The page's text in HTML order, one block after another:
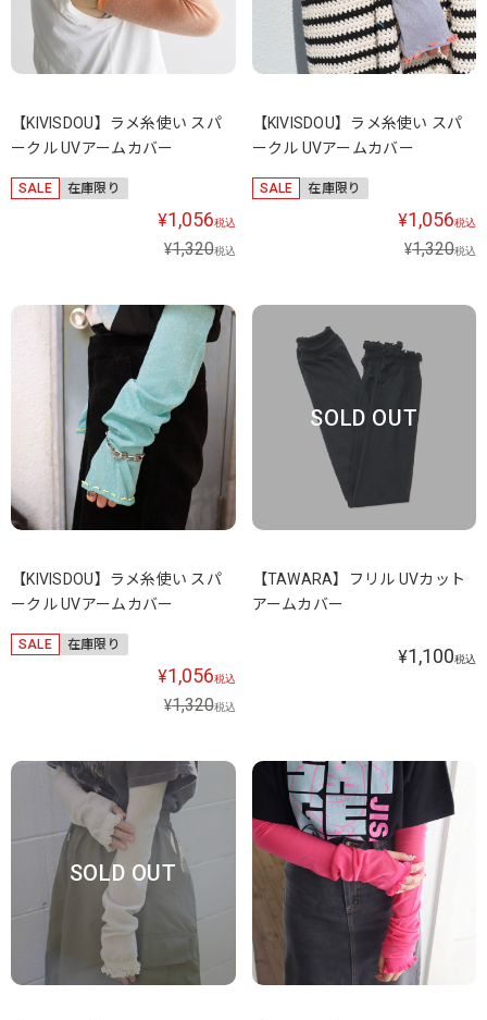
【KIVISDOU】ラメ糸使い スパ
ークル UVアームカバー
SALE 在庫限り
¥1,056税込
¥1,320税込
【KIVISDOU】ラメ糸使い スパ
ークル UVアームカバー
SALE 在庫限り
¥1,056税込
¥1,320税込
【KIVISDOU】ラメ糸使い スパ
ークル UVアームカバー
SALE 在庫限り
¥1,056税込
¥1,320税込
SOLD OUT
【TAWARA】フリル UVカット
アームカバー
¥1,100税込
SOLD OUT